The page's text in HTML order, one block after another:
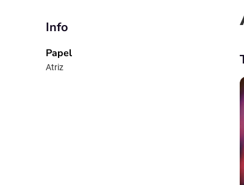
Info
Papel
Atriz